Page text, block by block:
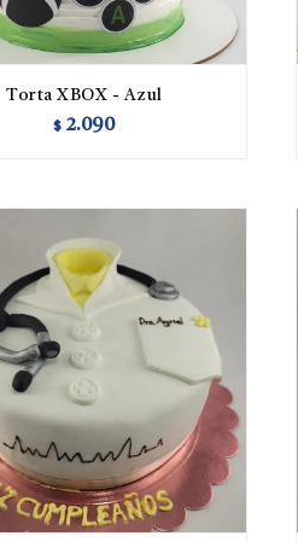
Torta XBOX - Azul
$ 2.090